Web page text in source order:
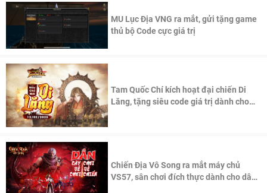
MU Lục Địa VNG ra mắt, gửi tặng game
thủ bộ Code cực giá trị
Tam Quốc Chí kích hoạt đại chiến Di
Lăng, tặng siêu code giá trị dành cho
Chiến Địa Vô Song ra mắt máy chủ
VS57, sân chơi đích thực dành cho dân